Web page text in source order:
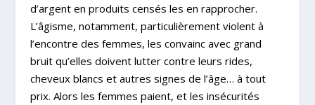
d’argent en produits censés les en rapprocher.
L’âgisme, notamment, particulièrement violent à
l’encontre des femmes, les convainc avec grand
bruit qu’elles doivent lutter contre leurs rides,
cheveux blancs et autres signes de l’âge… à tout
prix. Alors les femmes paient, et les insécurités